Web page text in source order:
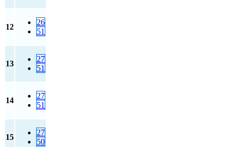
12
26
51
13
27
51
14
27
51
15
27
50